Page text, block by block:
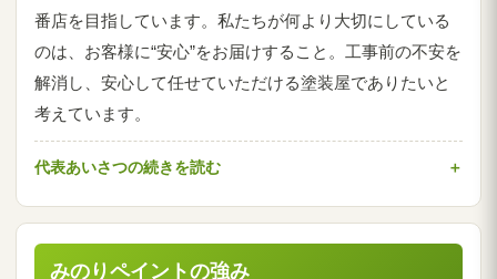
番店を目指しています。私たちが何より大切にしている
のは、お客様に“安心”をお届けすること。工事前の不安を
解消し、安心して任せていただける塗装屋でありたいと
考えています。
代表あいさつの続きを読む
みのりペイントの強み